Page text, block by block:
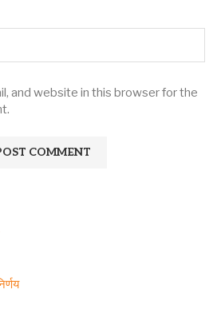
and website in this browser for the